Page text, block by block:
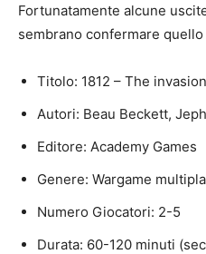
Fortunatamente alcune
sembrano confermare
Titolo: 1812 – The
Autori: Beau Beckett,
Editore: Academy Games
Genere: Wargame
Numero Giocatori: 2-5
Durata: 60-120 minuti